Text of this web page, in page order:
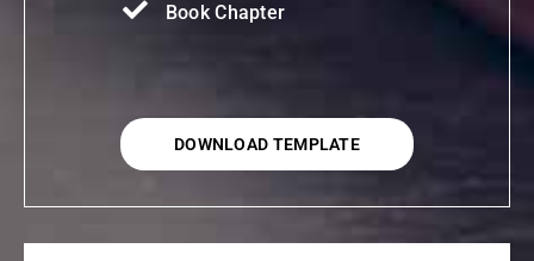
Book Chapter
DOWNLOAD TEMPLATE